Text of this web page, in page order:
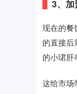
3、
现在的餐
的直接
的小珺肝
这给市场